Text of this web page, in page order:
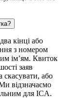
кінці або
з номером
ім’ям. Квиток
заяв
скасувати, або
відзначаємо
для ICA.